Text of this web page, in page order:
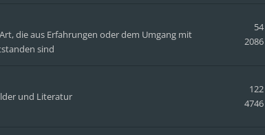
die aus Erfahrungen oder dem Umgang mit
sind
54
2086
und Literatur
122
4746